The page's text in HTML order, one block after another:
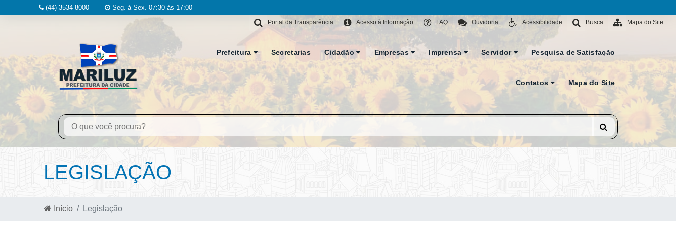
(44) 3534-8000 Seg. à Sex. 07:30 às 17:00
Mapa do Site
Busca
Acessibilidade
Ouvidoria
FAQ
Acesso à Informação
Portal da Transparência
Prefeitura Secretarias Cidadão Empresas Imprensa Servidor Pesquisa de Satisfação
Contatos Mapa do Site
LEGISLAÇÃO
Início Legislação